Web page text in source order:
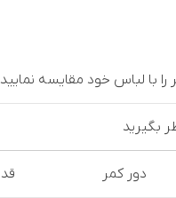
با لباس خود مقایسه نمایید
دور کمر قد